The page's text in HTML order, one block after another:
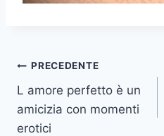
Navigazione
articoli
PRECEDENTE
L amore perfetto è un
amicizia con momenti
erotici